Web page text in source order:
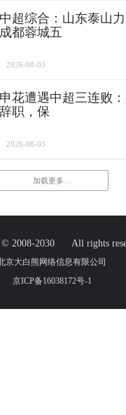
中超综合：山东泰山
成都蓉城五
2026-08-03
申花遭遇中超三连败
辞职，保
2026-08-03
加载更多…
2008-2030 All rights
京大白熊网络信息有限公司
京ICP备16038172号-1